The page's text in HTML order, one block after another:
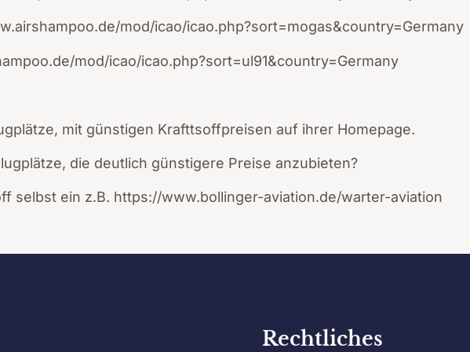
mod/icao/icao.php?sort=mogas&country=Germany
mod/icao/icao.php?sort=ul91&country=Germany
mit günstigen Krafttsoffpreisen auf ihrer Homepage.
die deutlich günstigere Preise anzubieten?
selbst ein z.B. https://www.bollinger-aviation.de/warter-aviation
Rechtliches